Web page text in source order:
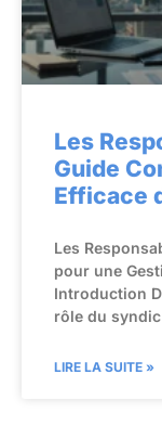
Les
Guide
Efficace
Les
pour une
Introduction
rôle du
LIRE LA SUITE »